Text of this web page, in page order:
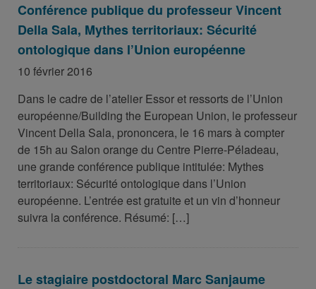
Conférence publique du professeur Vincent
Della Sala, Mythes territoriaux: Sécurité
ontologique dans l’Union européenne
10 février 2016
Dans le cadre de l’atelier Essor et ressorts de l’Union
européenne/Building the European Union, le professeur
Vincent Della Sala, prononcera, le 16 mars à compter
de 15h au Salon orange du Centre Pierre-Péladeau,
une grande conférence publique intitulée: Mythes
territoriaux: Sécurité ontologique dans l’Union
européenne. L’entrée est gratuite et un vin d’honneur
suivra la conférence. Résumé: […]
Le stagiaire postdoctoral Marc Sanjaume